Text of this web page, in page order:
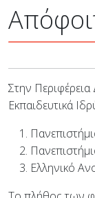
Στην
Εκπαιδευτικά
Ελληνικό